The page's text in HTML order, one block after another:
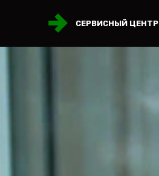
СЕРВИСНЫЙ ЦЕНТР